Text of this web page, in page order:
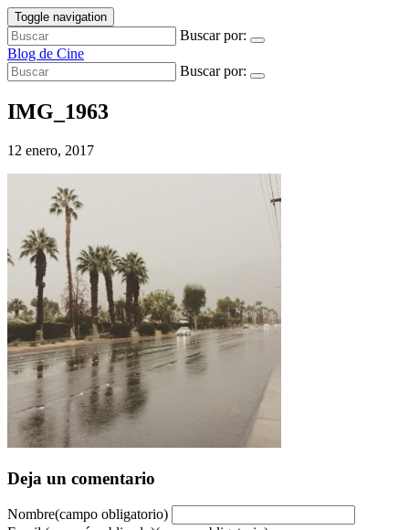
Toggle navigation
Buscar por:
Blog de Cine
Buscar por:
IMG_1963
12 enero, 2017
Deja un comentario
Nombre(campo obligatorio)